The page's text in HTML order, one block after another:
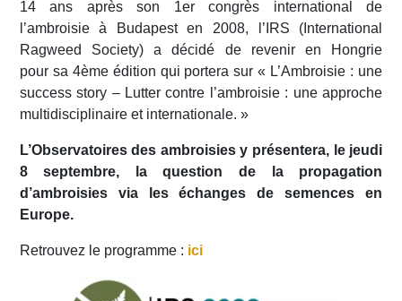
14 ans après son 1er congrès international de
l’ambroisie à Budapest en 2008, l’IRS (International
Ragweed Society) a décidé de revenir en Hongrie
pour sa 4ème édition qui portera sur « L’Ambroisie : une
success story – Lutter contre l’ambroisie : une approche
multidisciplinaire et internationale. »
L’Observatoires des ambroisies y présentera, le jeudi
8 septembre, la question de la propagation
d’ambroisiesvia les échanges de semences en
Europe.
Retrouvez le programme : ici